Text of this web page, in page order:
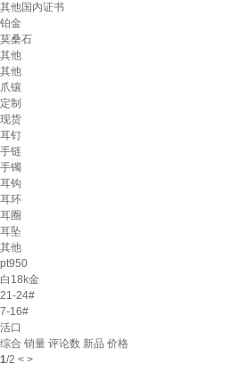
其他国内证书
铂金
莫桑石
其他
其他
爪镶
定制
现货
耳钉
手链
手镯
耳钩
耳环
耳圈
耳坠
其他
pt950
白18k金
21-24#
7-16#
活口
综合 销量 评论数 新品 价格
1/2 < >